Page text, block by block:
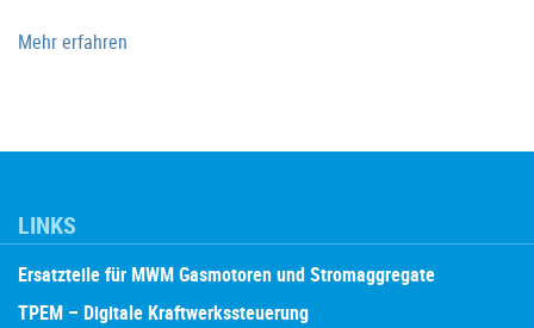
Mehr erfahren
LINKS
Ersatzteile für MWM Gasmotoren und Stromaggregate
TPEM – Digitale Kraftwerkssteuerung